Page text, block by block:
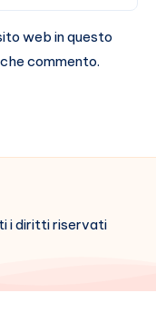
web in questo
commento.
i diritti riservati